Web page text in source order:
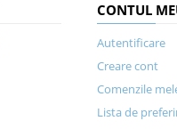
CONTUL
Autentificare
Creare cont
Comenzile
Lista de